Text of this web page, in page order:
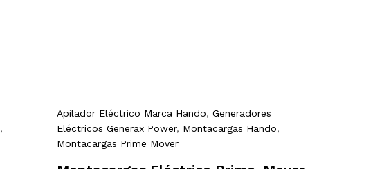
,
Apilador Eléctrico Marca Hando, Generadores
Eléctricos Generax Power, Montacargas Hando,
Montacargas Prime Mover